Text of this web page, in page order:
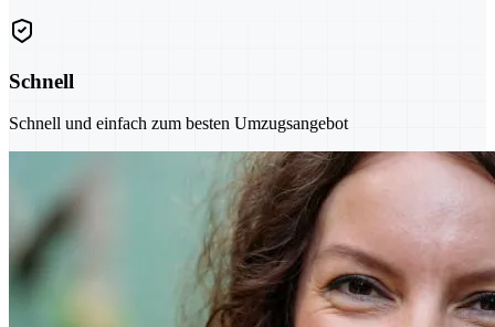
Schnell
Schnell und einfach zum besten Umzugsangebot